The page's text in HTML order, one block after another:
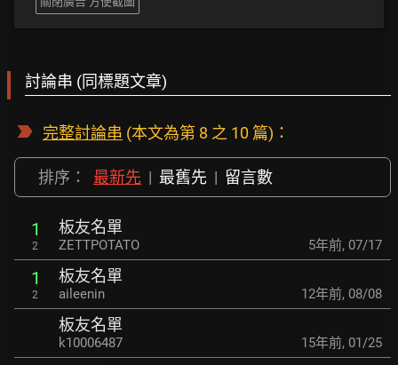
討論串 (同標題文章)
完整討論串 (本文為第 8 之 10 篇)：
排序： 最新先 | 最舊先 | 留言數
1
2
板友名單
ZETTPOTATO 5年前, 07/17
1
2
板友名單
aileenin 12年前, 08/08
板友名單
k10006487 15年前, 01/25